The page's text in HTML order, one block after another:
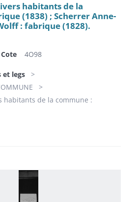
habitants de la
(1838) ; Scherrer Anne-
: fabrique (1828).
Cote 4O98
et legs
habitants de la commune :